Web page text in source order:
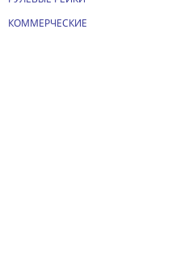
КОММЕРЧЕСКИЕ